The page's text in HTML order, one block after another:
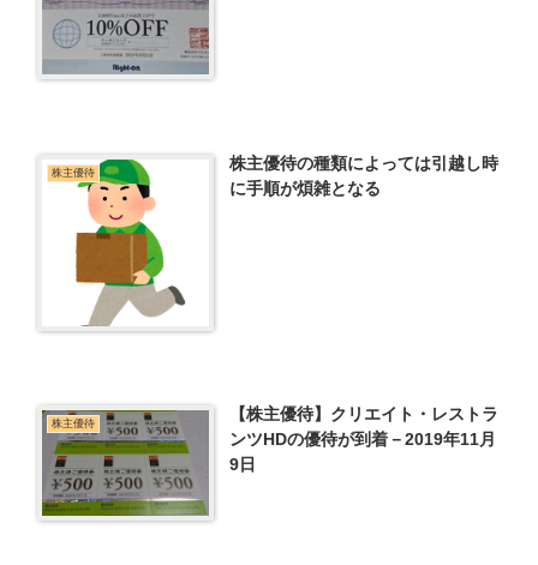
株主優待
株主優待の種類によっては引越し時
に手順が煩雑となる
株主優待
【株主優待】クリエイト・レストラ
ンツHDの優待が到着－2019年11月
9日